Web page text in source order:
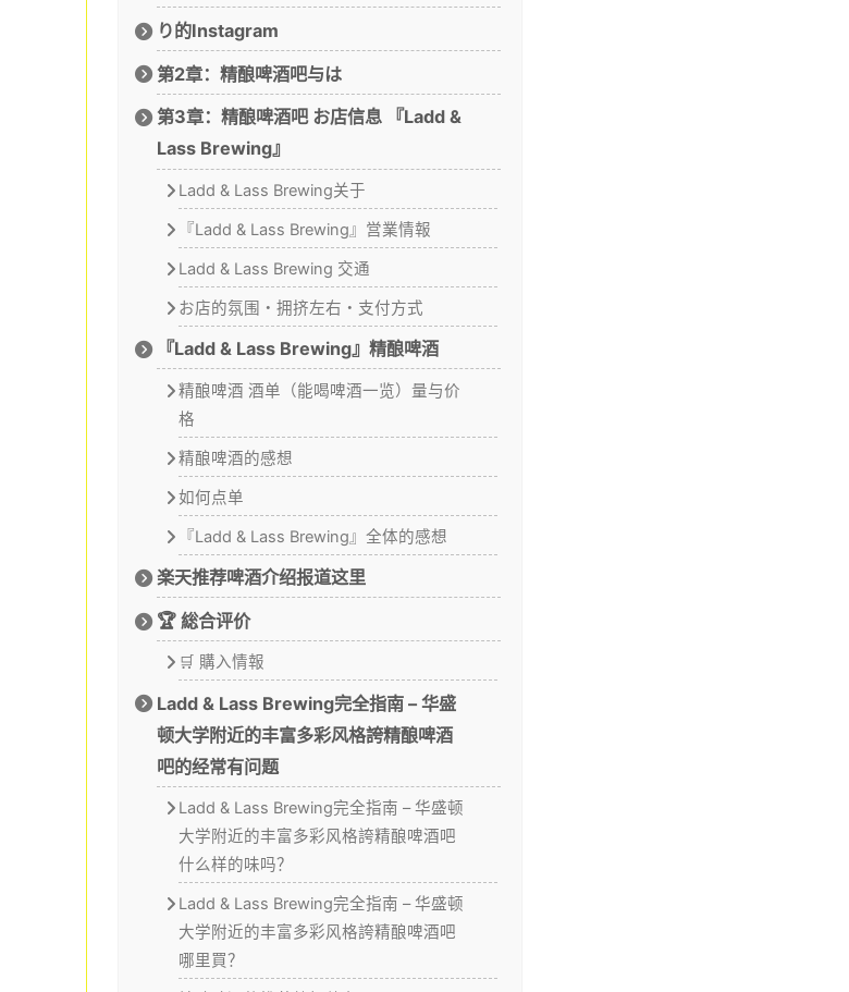
り的Instagram
第2章：精酿啤酒吧与は
第3章：精酿啤酒吧 お店信息 『Ladd &
Lass Brewing』
Ladd & Lass Brewing关于
『Ladd & Lass Brewing』営業情報
Ladd & Lass Brewing 交通
お店的氛围・拥挤左右・支付方式
『Ladd & Lass Brewing』精酿啤酒
精酿啤酒 酒单（能喝啤酒一览）量与价
格
精酿啤酒的感想
如何点单
『Ladd & Lass Brewing』全体的感想
楽天推荐啤酒介绍报道这里
🏆 総合评价
🛒 購入情報
Ladd & Lass Brewing完全指南 – 华盛
顿大学附近的丰富多彩风格誇精酿啤酒
吧的经常有问题
Ladd & Lass Brewing完全指南 – 华盛顿
大学附近的丰富多彩风格誇精酿啤酒吧
什么样的味吗？
Ladd & Lass Brewing完全指南 – 华盛顿
大学附近的丰富多彩风格誇精酿啤酒吧
哪里買？